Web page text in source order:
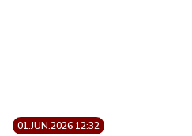
01.JUN.2026 12:32